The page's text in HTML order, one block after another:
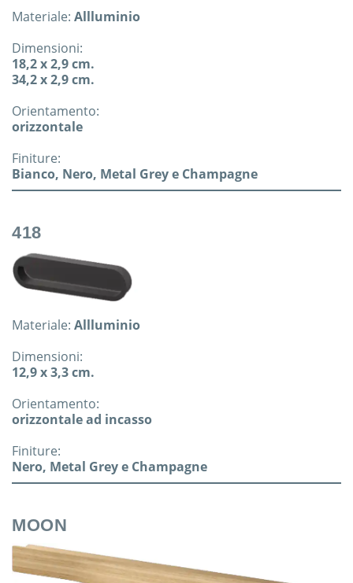
Materiale: Allluminio
Dimensioni:
18,2 x 2,9 cm.
34,2 x 2,9 cm.
Orientamento:
orizzontale
Finiture:
Bianco, Nero, Metal Grey e Champagne
418
Materiale: Allluminio
Dimensioni:
12,9 x 3,3 cm.
Orientamento:
orizzontale ad incasso
Finiture:
Nero, Metal Grey e Champagne
MOON